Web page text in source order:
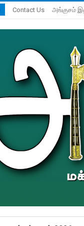
Contact Us அங்குசம்